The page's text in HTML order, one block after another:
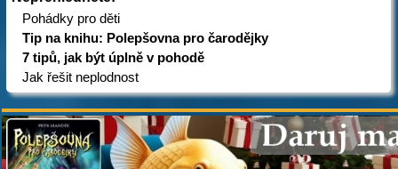
Pohádky pro děti
Tip na knihu: Polepšovna pro čarodějky
7 tipů, jak být úplně v pohodě
Jak řešit neplodnost